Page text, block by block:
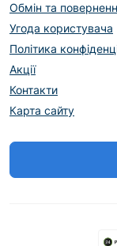
Обмін та
Угода користувача
Політика
Акції
Контакти
Карта сайту